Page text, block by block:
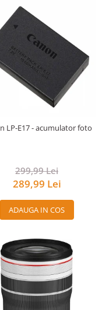
LP-E17 - acumulator foto
299,99 Lei
289,99 Lei
ADAUGA IN COS